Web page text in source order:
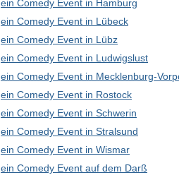
ein Comedy Event in Hamburg
ein Comedy Event in Lübeck
ein Comedy Event in Lübz
ein Comedy Event in Ludwigslust
ein Comedy Event in Mecklenburg-
ein Comedy Event in Rostock
ein Comedy Event in Schwerin
ein Comedy Event in Stralsund
ein Comedy Event in Wismar
ein Comedy Event auf dem Darß